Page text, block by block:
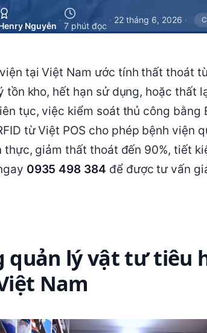
Nguyễn
·
7 phút đọc
· 22 tháng 6, 2026 ·
tại Việt Nam ước tính thất thoát
tồn kho, hết hạn sử dụng, hoặc thất
tục, việc kiểm soát thủ công bằng
từ Việt POS cho phép bệnh viện
giảm thất thoát đến 90%, tiết
0935 498 384 để được tư vấn
quản lý vật tư tiêu
Nam